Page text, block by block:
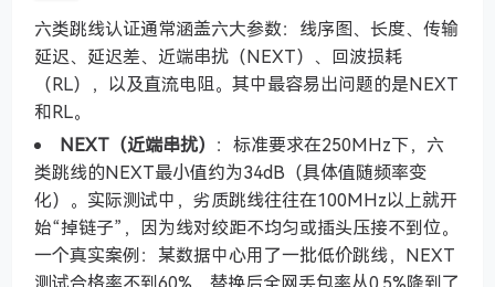
六类跳线认证通常涵盖六大参数：线序图、长度、传输
延迟、延迟差、近端串扰（NEXT）、回波损耗
（RL），以及直流电阻。其中最容易出问题的是NEXT
和RL。
NEXT（近端串扰） ：标准要求在250MHz下，六
类跳线的NEXT最小值约为34dB（具体值随频率变
化）。实际测试中，劣质跳线往往在100MHz以上就开
始“掉链子”，因为线对绞距不均匀或插头压接不到位。
一个真实案例：某数据中心用了一批低价跳线，NEXT